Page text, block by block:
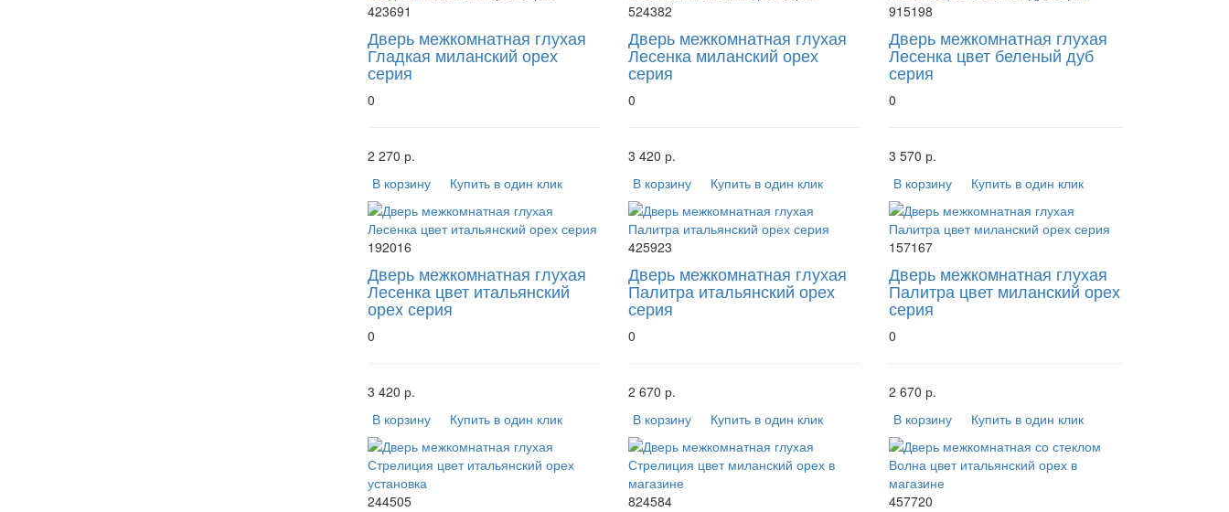
423691
Дверь межкомнатная глухая
Гладкая миланский орех
серия
0
2 270 р.
В корзину
Купить в один клик
524382
Дверь межкомнатная глухая
Лесенка миланский орех
серия
0
3 420 р.
В корзину
Купить в один клик
915198
Дверь межкомнатная глухая
Лесенка цвет беленый дуб
серия
0
3 570 р.
В корзину
Купить в один клик
192016
Дверь межкомнатная глухая
Лесенка цвет итальянский
орех серия
0
3 420 р.
В корзину
Купить в один клик
425923
Дверь межкомнатная глухая
Палитра итальянский орех
серия
0
2 670 р.
В корзину
Купить в один клик
157167
Дверь межкомнатная глухая
Палитра цвет миланский орех
серия
0
2 670 р.
В корзину
Купить в один клик
244505 824584 457720